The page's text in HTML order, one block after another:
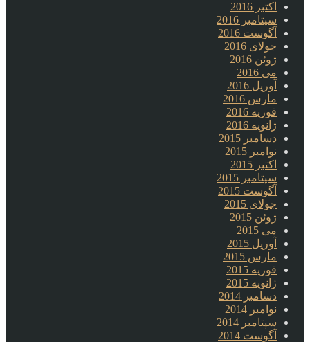
اکتبر 2016
سپتامبر 2016
آگوست 2016
جولای 2016
ژوئن 2016
می 2016
آوریل 2016
مارس 2016
فوریه 2016
ژانویه 2016
دسامبر 2015
نوامبر 2015
اکتبر 2015
سپتامبر 2015
آگوست 2015
جولای 2015
ژوئن 2015
می 2015
آوریل 2015
مارس 2015
فوریه 2015
ژانویه 2015
دسامبر 2014
نوامبر 2014
سپتامبر 2014
آگوست 2014